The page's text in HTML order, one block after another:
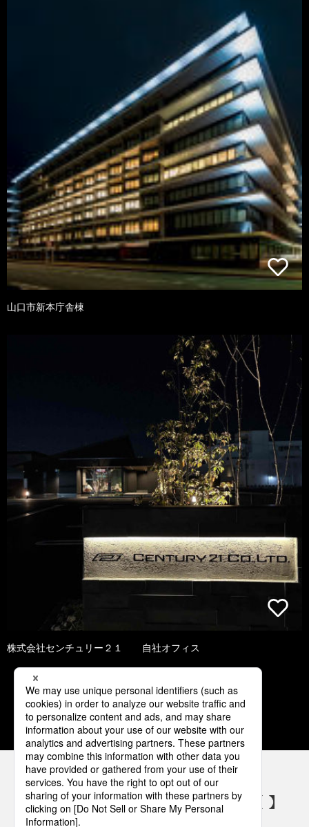
山口市新本庁舎棟
株式会社センチュリー２１ 自社オフィス
1 2 3 4 5
パナソニックの電気設備 SNSアカウント